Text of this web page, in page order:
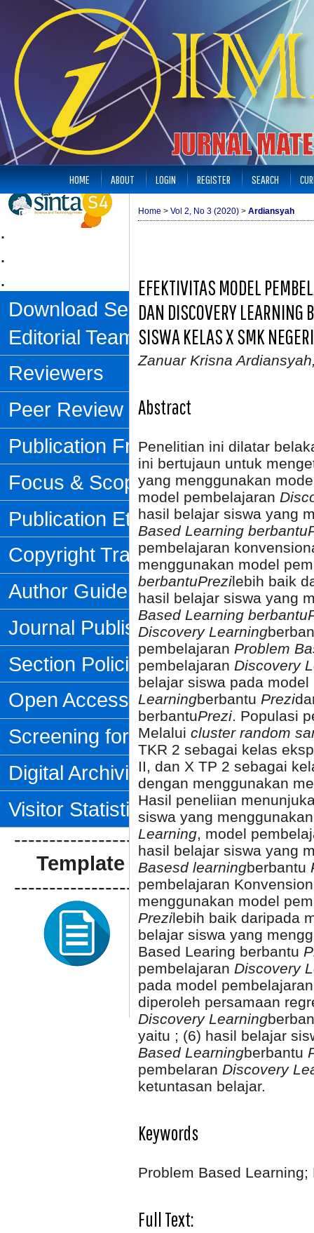
.
.
.
Download Sertifikat
Editorial Team
Reviewers
Peer Review Process
Publication Frequency
Focus & Scope
Publication Ethics
Copyright Transfer Form
Author Guidelines
Journal Publishing Fee
Section Policies
Open Access Policy
Screening for Plagiarism
Digital Archiving
Visitor Statistics
--------------------------------
Template Artikel
--------------------------------
HOME ABOUT LOGIN REGISTER SEARCH
Home > Vol 2, No 3 (2020) > Ardiansyah
EFEKTIVITAS MODEL
DAN DISCOVERY LEARNING
SISWA KELAS X SMK
Zanuar Krisna
Abstract
Penelitian ini dilatar
ini bertujaun untuk
yang menggunakan
model pembelajaran
hasil belajar siswa yang
Based Learning berbantu
pembelajaran
menggunakan model
berbantuPrezilebih baik
hasil belajar siswa yang
Based Learning berbantu
Discovery Learning
pembelajaran Problem
pembelajaran Discovery
belajar siswa pada
Learningberbantu Prezi
berbantuPrezi. Populasi
Melalui cluster random
TKR 2 sebagai kelas
II, dan X TP 2 sebagai
dengan menggunakan
Hasil peneliian
siswa yang
Learning, model
hasil belajar siswa yang
Basesd learningberbantu
pembelajaran
menggunakan model
Prezilebih baik daripada
belajar siswa yang
Based Learing berbantu
pembelajaran Discovery
pada model
diperoleh persamaan
Discovery Learning
yaitu ; (6) hasil belajar
Based Learningberbantu
pembelaran Discovery
ketuntasan belajar.
Keywords
Problem Based
Full Text: